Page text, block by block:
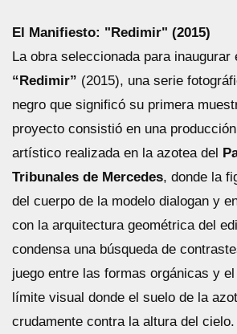
El Manifiesto: "Redimir" (2015)
La obra seleccionada para
“Redimir” (2015), una serie
negro que significó su primera
proyecto consistió en una
artístico realizada en la azotea del
Tribunales de Mercedes, donde la
del cuerpo de la modelo dialogan y
con la arquitectura geométrica del
condensa una búsqueda de
juego entre las formas orgánicas y el
límite visual donde el suelo de la
crudamente contra la altura del cielo.